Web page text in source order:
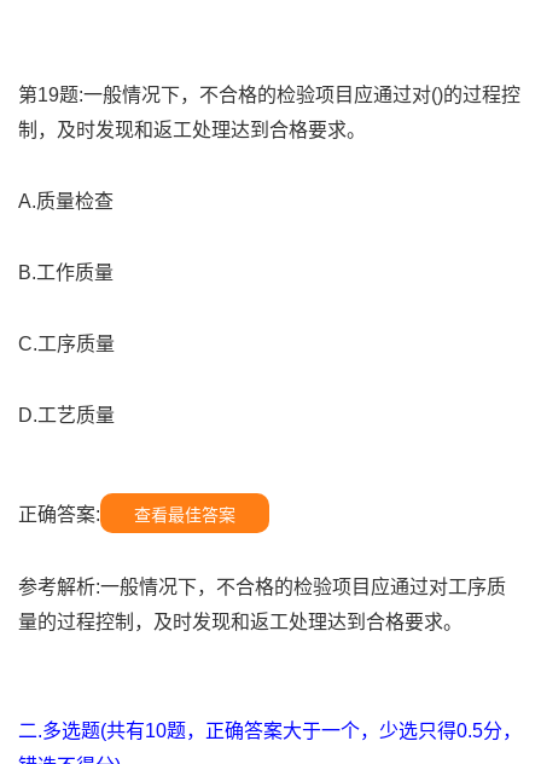
第19题:一般情况下，不合格的检验项目应通过对()的过程控
制，及时发现和返工处理达到合格要求。
A.质量检查
B.工作质量
C.工序质量
D.工艺质量
正确答案: 查看最佳答案
参考解析:一般情况下，不合格的检验项目应通过对工序质
量的过程控制，及时发现和返工处理达到合格要求。
二.多选题(共有10题，正确答案大于一个，少选只得0.5分，